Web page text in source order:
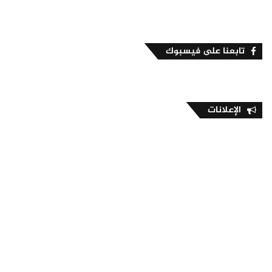
تابعنا على فيسبوك
الإعلانات